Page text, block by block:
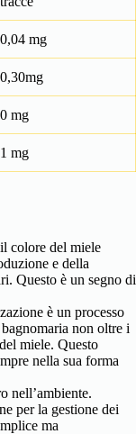
0,04 mg
0,30mg
0 mg
1 mg
colore del miele
e della
Questo è un segno di
è un processo
non oltre i
miele. Questo
nella sua forma
nell’ambiente.
per la gestione dei
ma